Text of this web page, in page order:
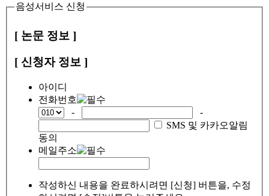
음성서비스 신청
[ 논문 정보 ]
[ 신청자 정보 ]
아이디
전화번호
-
-
SMS 및 카카오알림
동의
메일주소
작성하신 내용을 완료하시려면 [신청] 버튼을, 수정